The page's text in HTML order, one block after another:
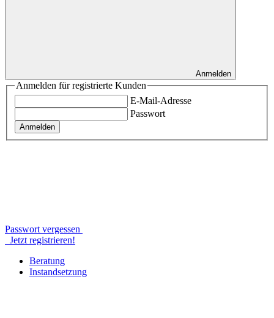
Anmelden
Anmelden für registrierte Kunden
E-Mail-Adresse
Passwort
Anmelden
Passwort vergessen
Jetzt registrieren!
Beratung
Instandsetzung